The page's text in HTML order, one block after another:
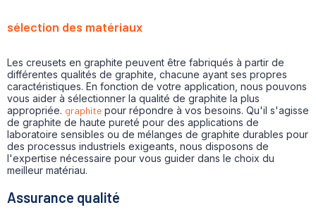
sélection des matériaux
Les creusets en graphite peuvent être fabriqués à partir de
différentes qualités de graphite, chacune ayant ses propres
caractéristiques. En fonction de votre application, nous pouvons
vous aider à sélectionner la qualité de graphite la plus
appropriée. graphite pour répondre à vos besoins. Qu'il s'agisse
de graphite de haute pureté pour des applications de
laboratoire sensibles ou de mélanges de graphite durables pour
des processus industriels exigeants, nous disposons de
l'expertise nécessaire pour vous guider dans le choix du
meilleur matériau.
Assurance qualité